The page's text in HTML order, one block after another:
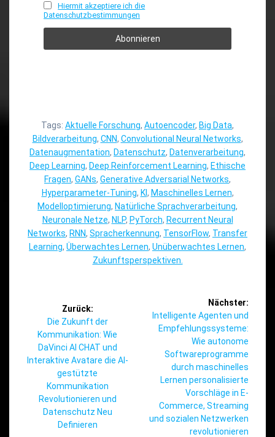
Hiermit akzeptiere ich die
Datenschutzbestimmungen
Tags: Aktuelle Forschung, Autoencoder, Big Data,
Bildverarbeitung, CNN, Convolutional Neural Networks,
Datenaugmentation, Datenschutz, Datenverarbeitung,
Deep Learning, Deep Reinforcement Learning, Ethische
Fragen, GANs, Generative Adversarial Networks,
Hyperparameter-Tuning, KI, Maschinelles Lernen,
Modelloptimierung, Natürliche Sprachverarbeitung,
Neuronale Netze, NLP, PyTorch, Recurrent Neural
Networks, RNN, Spracherkennung, TensorFlow, Transfer
Learning, Überwachtes Lernen, Unüberwachtes Lernen,
Zukunftsperspektiven.
Zurück:
Vorheriger
Beitrag:
Die Zukunft der
Kommunikation: Wie
DaVinci AI CHAT und
Interaktive Avatare die AI-
gestützte
Kommunikation
Revolutionieren und
Datenschutz Neu
Definieren
Nächster:
Nächster
Beitrag:
Intelligente Agenten und
Empfehlungssysteme:
Wie autonome
Softwareprogramme
durch maschinelles
Lernen personalisierte
Vorschläge in E-
Commerce, Streaming
und sozialen Netzwerken
revolutionieren